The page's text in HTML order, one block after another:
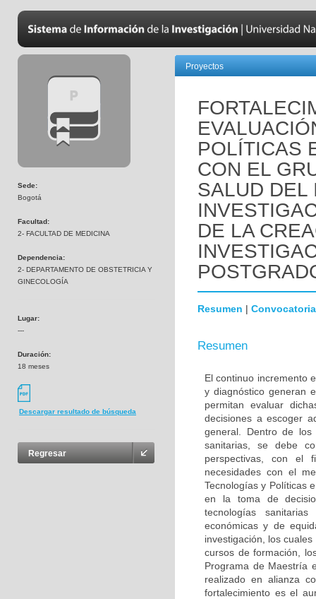
Sede:
Bogotá
Facultad:
2- FACULTAD DE MEDICINA
Dependencia:
2- DEPARTAMENTO DE OBSTETRICIA Y
GINECOLOGÍA
Lugar:
---
Duración:
18 meses
Descargar resultado de búsqueda
Regresar
Proyectos
POLÍTICAS
CON EL
SALUD DEL
DE LA
Resumen | Convocatoria
Resumen
El continuo incremento
y diagnóstico generan
permitan evaluar
decisiones a escoger
general. Dentro de los
sanitarias, se debe
perspectivas, con el
necesidades con el
Tecnologías y Políticas
en la toma de
tecnologías
económicas y de
investigación, los
cursos de formación,
Programa de Maestría
realizado en alianza
fortalecimiento es el